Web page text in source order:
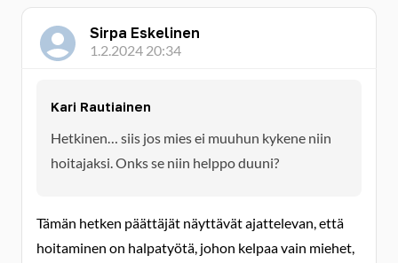
Sirpa Eskelinen
1.2.2024 20:34
Kari Rautiainen
Hetkinen… siis jos mies ei muuhun kykene niin
hoitajaksi. Onks se niin helppo duuni?
Tämän hetken päättäjät näyttävät ajattelevan, että
hoitaminen on halpatyötä, johon kelpaa vain miehet,